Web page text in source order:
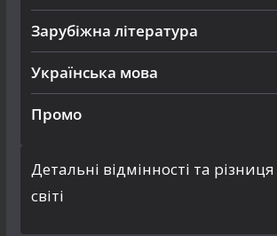
Зарубіжна література
Українська мова
Промо
Детальні відмінності та
світі